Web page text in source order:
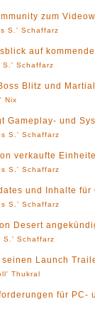
zum
S.' Schaffarz
auf
S.' Schaffarz
Blitz und
Nix
Gameplay- und
S.' Schaffarz
verkaufte
S.' Schaffarz
und Inhalte für
S.' Schaffarz
Desert
S.' Schaffarz
Launch
Thukral
für